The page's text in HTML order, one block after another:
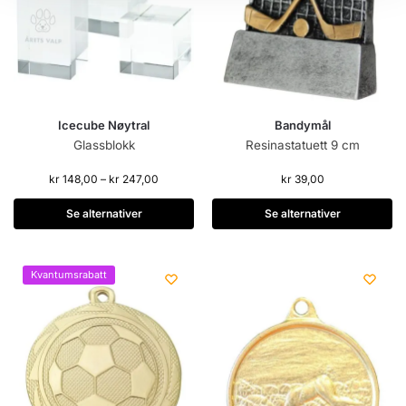
Icecube Nøytral
Glassblokk
kr 148,00 – kr 247,00
Se alternativer
Bandymål
Resinastatuett 9 cm
kr39,00
Se alternativer
Kvantumsrabatt